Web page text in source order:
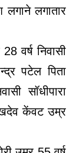
लगातार
वर्ष निवासी
पटेल पिता
सॉधीपारा
केंवट उम्र